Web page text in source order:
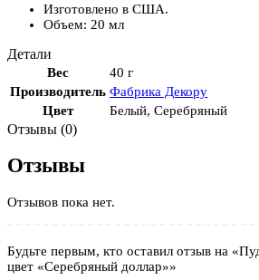
Изготовлено в США.
Объем: 20 мл
Детали
Вес
40 г
Производитель Фабрика Декору
Цвет
Белый, Серебряный
Отзывы (0)
Отзывы
Отзывов пока нет.
Будьте первым, кто оставил отзыв на
цвет «Серебряный доллар»»